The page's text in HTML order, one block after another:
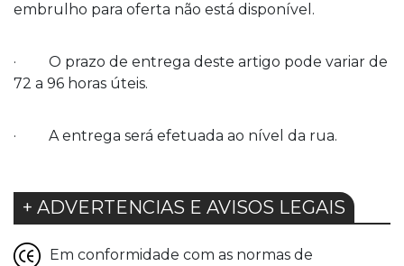
embrulho para oferta não está disponível.
· O prazo de entrega deste artigo pode variar de
72 a 96 horas úteis.
· A entrega será efetuada ao nível da rua.
+ ADVERTENCIAS E AVISOS LEGAIS
Em conformidade com as normas de